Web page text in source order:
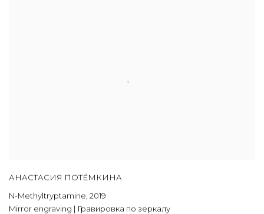
АНАСТАСИЯ ПОТЁМКИНА
N-Methyltryptamine, 2019
Mirror engraving | Гравировка по зеркалу